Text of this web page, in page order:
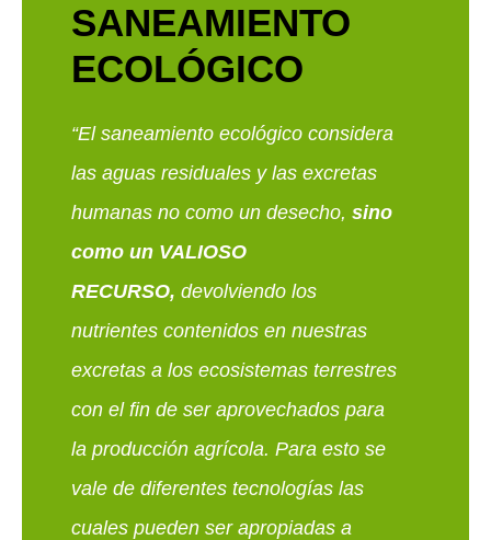
SANEAMIENTO
ECOLÓGICO
“El saneamiento ecológico considera
las aguas residuales y las excretas
humanas no como un desecho, sino
como un VALIOSO
RECURSO, devolviendo los
nutrientes contenidos en nuestras
excretas a los ecosistemas terrestres
con el fin de ser aprovechados para
la producción agrícola. Para esto se
vale de diferentes tecnologías las
cuales pueden ser apropiadas a